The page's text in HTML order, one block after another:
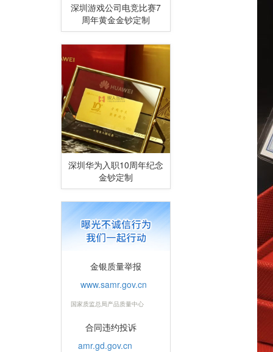
深圳游戏公司电竞比赛7
周年黄金金钞定制
深圳华为入职10周年纪念
金钞定制
金银质量举报
www.samr.gov.cn
国家质监总局产品质量中心
合同违约投诉
amr.gd.gov.cn